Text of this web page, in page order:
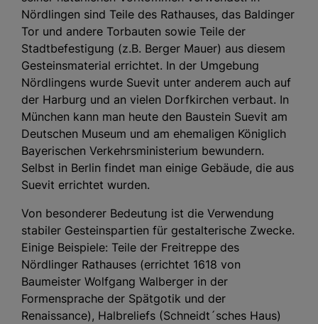
Nördlingen sind Teile des Rathauses, das Baldinger
Tor und andere Torbauten sowie Teile der
Stadtbefestigung (z.B. Berger Mauer) aus diesem
Gesteinsmaterial errichtet. In der Umgebung
Nördlingens wurde Suevit unter anderem auch auf
der Harburg und an vielen Dorfkirchen verbaut. In
München kann man heute den Baustein Suevit am
Deutschen Museum und am ehemaligen Königlich
Bayerischen Verkehrsministerium bewundern.
Selbst in Berlin findet man einige Gebäude, die aus
Suevit errichtet wurden.
Von besonderer Bedeutung ist die Verwendung
stabiler Gesteinspartien für gestalterische Zwecke.
Einige Beispiele: Teile der Freitreppe des
Nördlinger Rathauses (errichtet 1618 von
Baumeister Wolfgang Walberger in der
Formensprache der Spätgotik und der
Renaissance), Halbreliefs (Schneidt´sches Haus)